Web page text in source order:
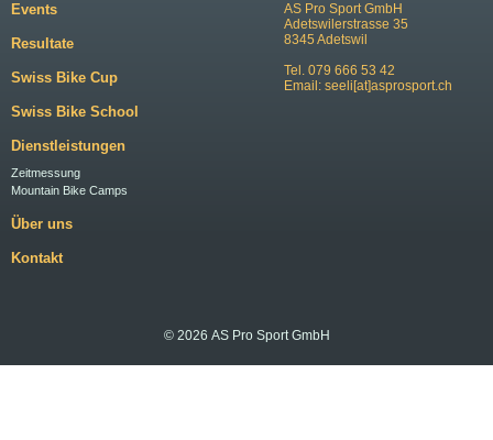
AS Pro Sport GmbH
Adetswilerstrasse 35
8345 Adetswil
Tel. 079 666 53 42
Email: seeli[at]asprosport.ch
Events
Resultate
Swiss Bike Cup
Swiss Bike School
Dienstleistungen
Zeitmessung
Mountain Bike Camps
Über uns
Kontakt
© 2026 AS Pro Sport GmbH